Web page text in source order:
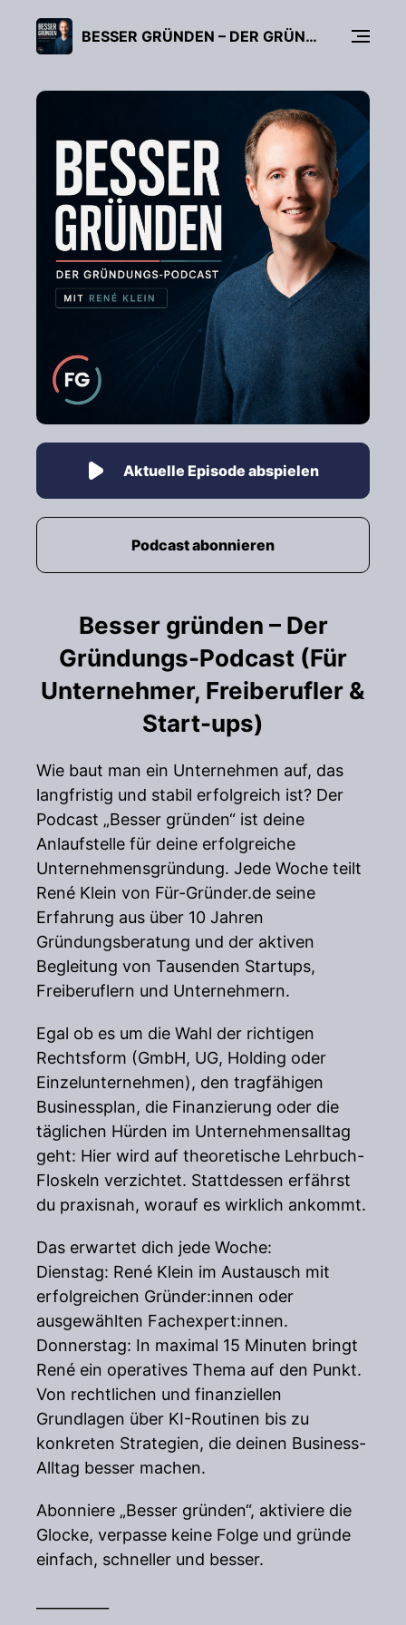
BESSER GRÜNDEN – DER GRÜNDUNGS-PODCAST (FÜR UNTERNEHMER, FREIBERUFLER & START-UPS)
Besser gründen – Der
Gründungs-Podcast (Für
Unternehmer, Freiberufler &
Start-ups)
Wie baut man ein Unternehmen auf, das
langfristig und stabil erfolgreich ist? Der
Podcast „Besser gründen“ ist deine
Anlaufstelle für deine erfolgreiche
Unternehmensgründung. Jede Woche teilt
René Klein von Für-Gründer.de seine
Erfahrung aus über 10 Jahren
Gründungsberatung und der aktiven
Begleitung von Tausenden Startups,
Freiberuflern und Unternehmern.
Egal ob es um die Wahl der richtigen
Rechtsform (GmbH, UG, Holding oder
Einzelunternehmen), den tragfähigen
Businessplan, die Finanzierung oder die
täglichen Hürden im Unternehmensalltag
geht: Hier wird auf theoretische Lehrbuch-
Floskeln verzichtet. Stattdessen erfährst
du praxisnah, worauf es wirklich ankommt.
Das erwartet dich jede Woche:
Dienstag: René Klein im Austausch mit
erfolgreichen Gründer:innen oder
ausgewählten Fachexpert:innen.
Donnerstag: In maximal 15 Minuten bringt
René ein operatives Thema auf den Punkt.
Von rechtlichen und finanziellen
Grundlagen über KI-Routinen bis zu
konkreten Strategien, die deinen Business-
Alltag besser machen.
Abonniere „Besser gründen“, aktiviere die
Glocke, verpasse keine Folge und gründe
einfach, schneller und besser.
Aktuelle Episode abspielen
Podcast abonnieren